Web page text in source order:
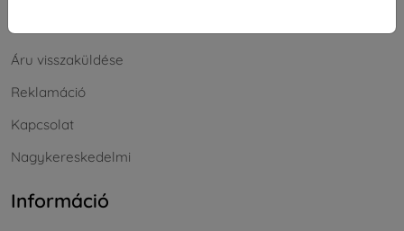
Áru visszaküldése
Reklamáció
Kapcsolat
Nagykereskedelmi
Információ